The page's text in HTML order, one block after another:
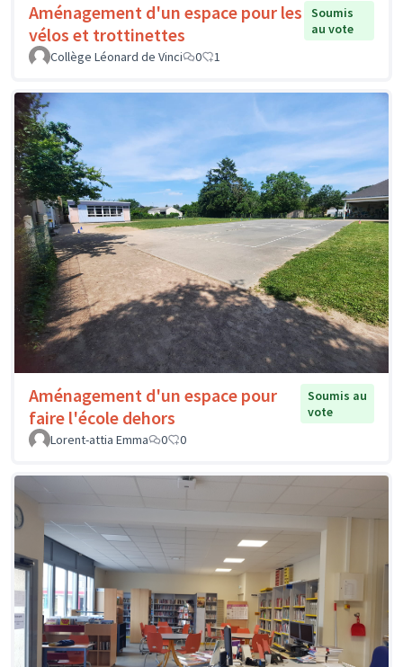
Aménagement d'un espace pour les
vélos et trottinettes
Soumis
au vote
Collège Léonard de Vinci
0 1
Aménagement d'un espace pour
faire l'école dehors
Soumis au
vote
Lorent-attia Emma
0 0